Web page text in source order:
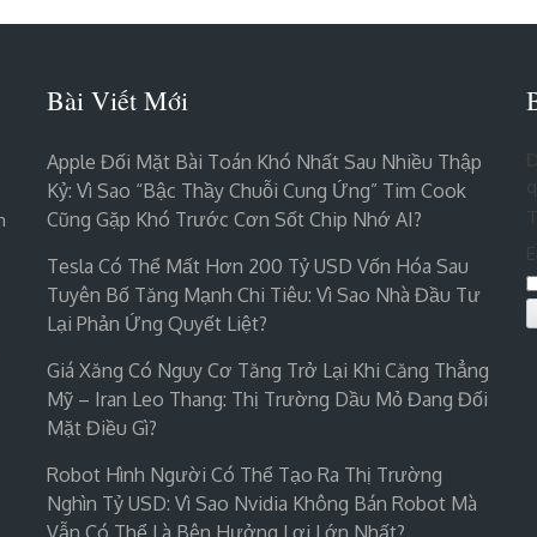
Bài Viết Mới
Apple Đối Mặt Bài Toán Khó Nhất Sau Nhiều Thập
Kỷ: Vì Sao “bậc Thầy Chuỗi Cung Ứng” Tim Cook
Cũng Gặp Khó Trước Cơn Sốt Chip Nhớ AI?
Tesla Có Thể Mất Hơn 200 Tỷ USD Vốn Hóa Sau
Tuyên Bố Tăng Mạnh Chi Tiêu: Vì Sao Nhà Đầu Tư
Lại Phản Ứng Quyết Liệt?
Giá Xăng Có Nguy Cơ Tăng Trở Lại Khi Căng Thẳng
Mỹ – Iran Leo Thang: Thị Trường Dầu Mỏ Đang Đối
Mặt Điều Gì?
Robot Hình Người Có Thể Tạo Ra Thị Trường
Nghìn Tỷ USD: Vì Sao Nvidia Không Bán Robot Mà
Vẫn Có Thể Là Bên Hưởng Lợi Lớn Nhất?